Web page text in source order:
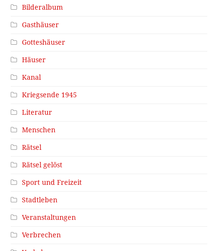
Bilderalbum
Gasthäuser
Gotteshäuser
Häuser
Kanal
Kriegsende 1945
Literatur
Menschen
Rätsel
Rätsel gelöst
Sport und Freizeit
Stadtleben
Veranstaltungen
Verbrechen